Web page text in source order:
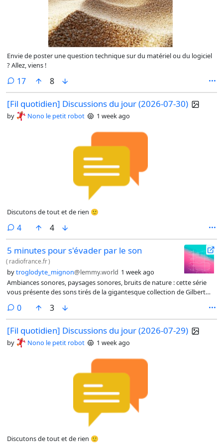
Envie de poster une question technique sur du matériel ou du logiciel
? Allez, viens !
17comments
8
[Fil quotidien] Discussions du jour (2026-07-30)
by Nono le petit robot 1 week ago
Discutons de tout et de rien 🙂
4comments
4
5 minutes pour s'évader par le son
( radiofrance.fr)
bytroglodyte_mignon@lemmy.world 1 week ago
Ambiances sonores, paysages sonores, bruits de nature : cette série
vous présente des sons tirés de la gigantesque collection de Gilbert
0comments
3
[Fil quotidien] Discussions du jour (2026-07-29)
by Nono le petit robot 1 week ago
Discutons de tout et de rien 🙂